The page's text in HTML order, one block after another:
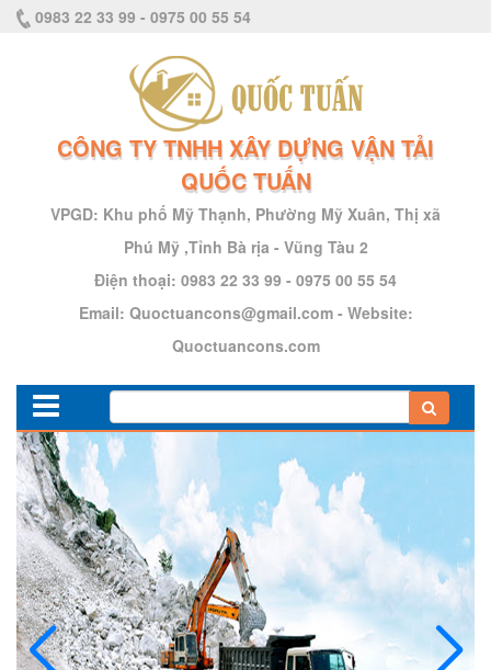
0983 22 33 99 - 0975 00 55 54
CÔNG TY TNHH XÂY DỰNG VẬN TẢI
QUỐC TUẤN
VPGD: Khu phố Mỹ Thạnh, Phường Mỹ Xuân, Thị xã
Phú Mỹ ,Tỉnh Bà rịa - Vũng Tàu 2
Điện thoại: 0983 22 33 99 - 0975 00 55 54
Email: Quoctuancons@gmail.com - Website:
Quoctuancons.com